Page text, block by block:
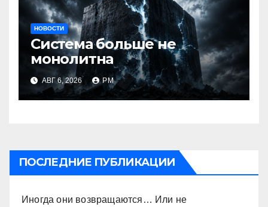
НОВОСТИ
Система больше не
монолитна
АВГ 6, 2026 РМ
ПОСЛЕДНИЕ ПУБЛИКАЦИИ
Иногда они возвращаются… Или не